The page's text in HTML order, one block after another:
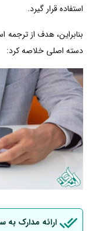
استفاده قرار گیرد.
بنابراین، هدف از ترجمه
دسته اصلی خلاصه کرد:
ارائه مدارک